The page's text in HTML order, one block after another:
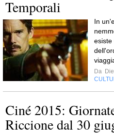
Temporali
In
esiste
Da
Ciné 2015:
Riccione dal 30